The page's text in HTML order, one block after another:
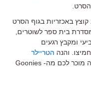
באכזריות בגוף הסרט
בית ספר לשוטרים,
ומקבץ רגעים
והנה הטריילר
המקסים בשביל הטעם – פס הקול שלו יהיה מוכר לכם מה- Goonies